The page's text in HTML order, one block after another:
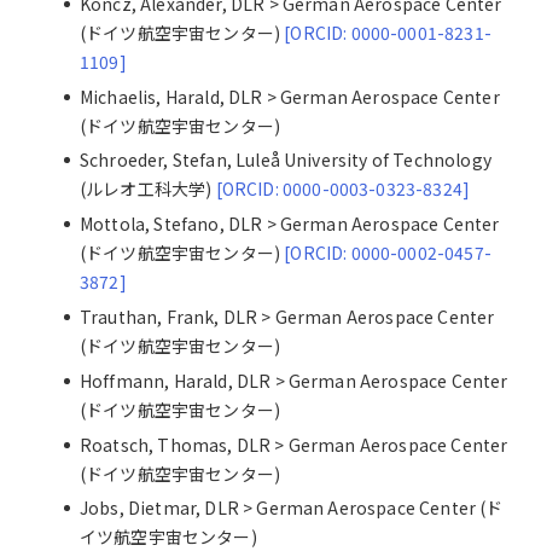
(ドイツ航空宇宙センター) [ORCID: 0000-0001-8231-
1109]
Michaelis, Harald, DLR > German Aerospace Center
(ドイツ航空宇宙センター)
Schroeder, Stefan, Luleå University of Technology
(ルレオ工科大学) [ORCID: 0000-0003-0323-8324]
Mottola, Stefano, DLR > German Aerospace Center
(ドイツ航空宇宙センター) [ORCID: 0000-0002-0457-
3872]
Trauthan, Frank, DLR > German Aerospace Center
(ドイツ航空宇宙センター)
Hoffmann, Harald, DLR > German Aerospace Center
(ドイツ航空宇宙センター)
Roatsch, Thomas, DLR > German Aerospace Center
(ドイツ航空宇宙センター)
Jobs, Dietmar, DLR > German Aerospace Center (ド
イツ航空宇宙センター)